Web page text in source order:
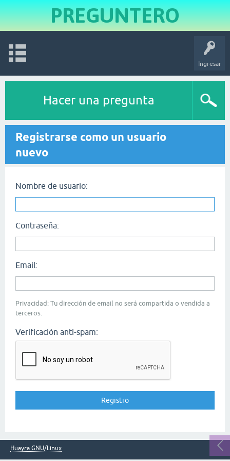
PREGUNTERO
Ingresar
Hacer una pregunta
Registrarse como un usuario
nuevo
Nombre de usuario:
Contraseña:
Email:
Privacidad: Tu dirección de email no será compartida o vendida a
terceros.
Verificación anti-spam:
Huayra GNU/Linux